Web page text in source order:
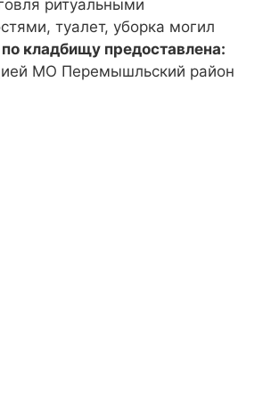
ритуальными
туалет, уборка могил
кладбищу предоставлена:
МО Перемышльский район